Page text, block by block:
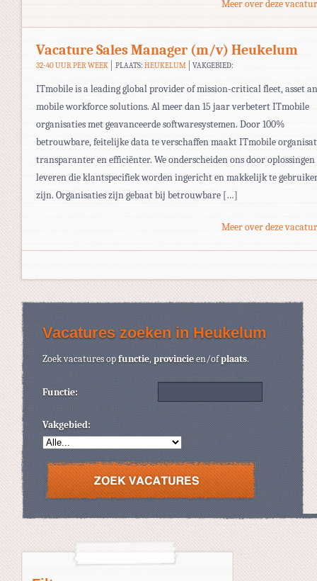
Meer over deze
Vacature Sales Manager (m/v) Heukelum
32-40 UUR PER WEEK PLAATS: HEUKELUM VAKGEBIED:
ITmobile is a leading global provider of mission-critical fleet, asset
mobile workforce solutions. Al meer dan 15 jaar verbetert ITmobile
organisaties met geavanceerde softwaresystemen. Door 100%
betrouwbare, feitelijke data te verschaffen maakt ITmobile
transparanter en efficiënter. We onderscheiden ons door oplossingen
leveren die klantspecifiek worden ingericht en makkelijk te
zijn. Organisaties zijn gebaat bij betrouwbare […]
Meer over deze
Vacatures zoeken in Heukelum
Zoek vacatures opfunctie,provincieen/ofplaats.
Functie:
Vakgebied: